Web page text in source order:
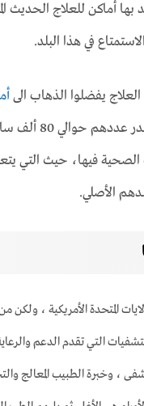
بها أماكن للعلاج الحديث
في هذا البلد.
يفضلوا الذهاب الى
أسعار السياحة
فيها، حيث التي
الأصلي.
المتحدة الأمريكية ، ولكن
التي تقدم الدعم
، وخبرة الطبيب المعالج